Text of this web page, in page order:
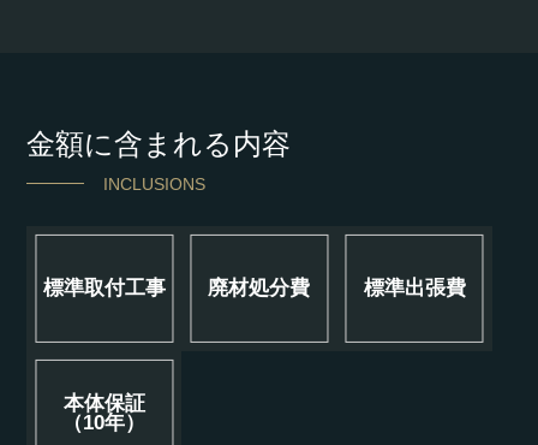
金額に含まれる内容
INCLUSIONS
標準取付工事 廃材処分費 標準出張費
本体保証
（10年）